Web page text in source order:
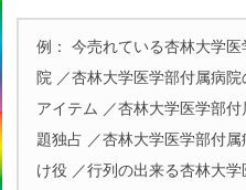
例： 今売れている杏林大学医
院 ／杏林大学医学部付属病院
アイテム ／杏林大学医学部
題独占 ／杏林大学医学部付
け役 ／行列の出来る杏林大学